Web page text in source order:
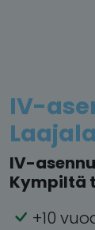
IV-
IV-
Kympiltä
+10